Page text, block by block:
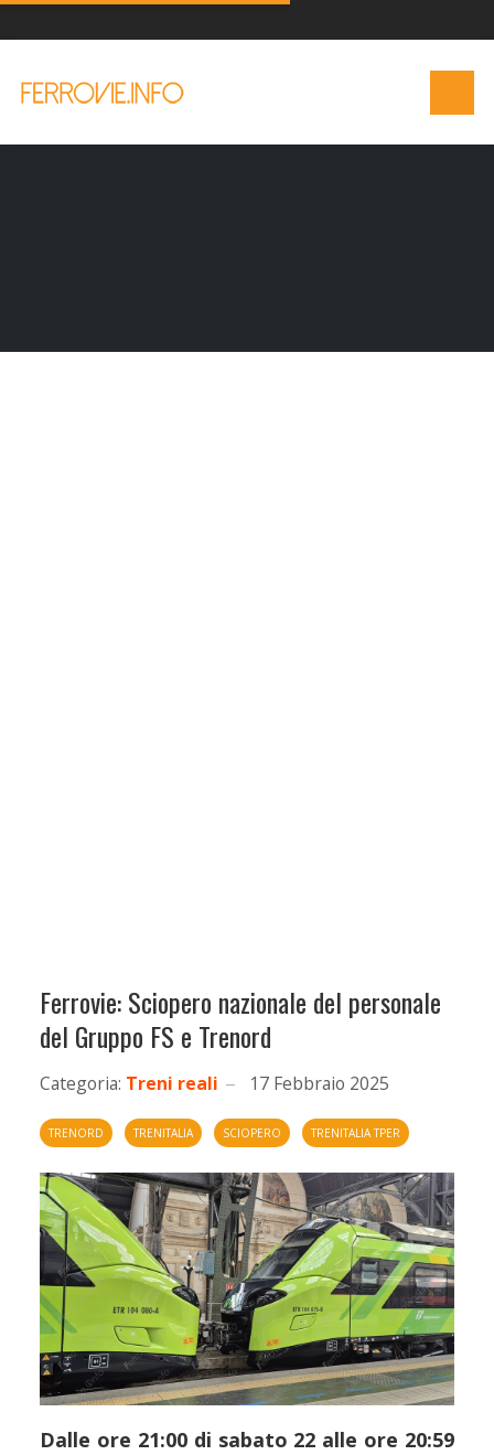
Ferrovie: Sciopero nazionale del personale
del Gruppo FS e Trenord
Categoria: Treni reali 17 Febbraio 2025
TRENORD TRENITALIA SCIOPERO TRENITALIA TPER
Dalle ore 21:00 di sabato 22 alle ore 20:59